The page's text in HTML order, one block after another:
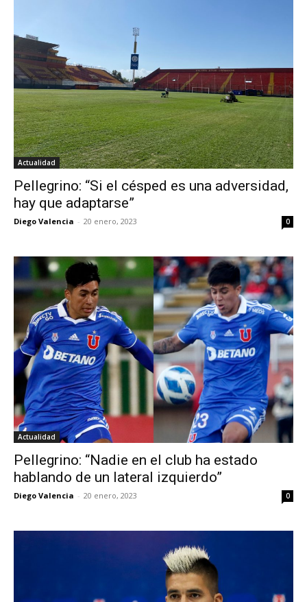
Actualidad
Pellegrino: “Si el césped es una adversidad,
hay que adaptarse”
Diego Valencia - 20 enero, 2023 0
Actualidad
Pellegrino: “Nadie en el club ha estado
hablando de un lateral izquierdo”
Diego Valencia - 20 enero, 2023 0